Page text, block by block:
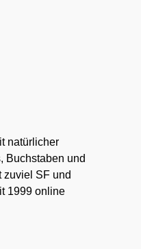
natürlicher
Buchstaben und
zuviel SF und
1999 online